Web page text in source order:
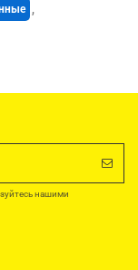
,
нашими